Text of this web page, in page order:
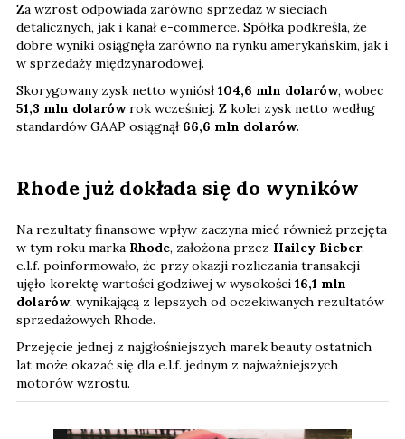
Za wzrost odpowiada zarówno sprzedaż w sieciach
detalicznych, jak i kanał e-commerce. Spółka podkreśla, że
dobre wyniki osiągnęła zarówno na rynku amerykańskim, jak i
w sprzedaży międzynarodowej.
Skorygowany zysk netto wyniósł104,6 mln dolarów, wobec
51,3 mln dolarówrok wcześniej. Z kolei zysk netto według
standardów GAAP osiągnął 66,6 mln dolarów.
Rhode już dokłada się do wyników
Na rezultaty finansowe wpływ zaczyna mieć również przejęta
w tym roku marka Rhode, założona przez Hailey Bieber.
e.l.f. poinformowało, że przy okazji rozliczania transakcji
ujęło korektę wartości godziwej w wysokości 16,1 mln
dolarów, wynikającą z lepszych od oczekiwanych rezultatów
sprzedażowych Rhode.
Przejęcie jednej z najgłośniejszych marek beauty ostatnich
lat może okazać się dla e.l.f. jednym z najważniejszych
motorów wzrostu.